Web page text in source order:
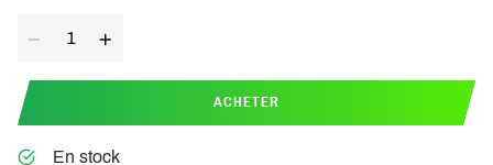
ACHETER
En stock